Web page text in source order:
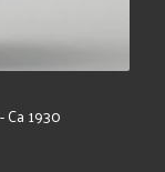
Ca 1930